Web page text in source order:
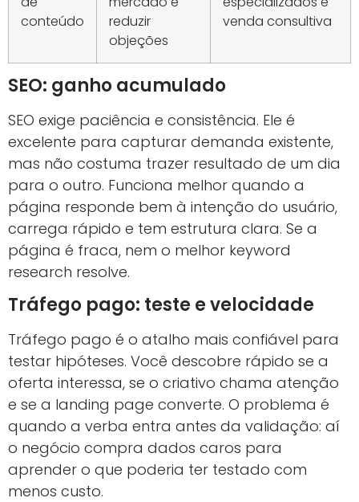
conteúdo
reduzir
objeções
venda consultiva
SEO: ganho acumulado
SEO exige paciência e consistência. Ele é
excelente para capturar demanda existente,
mas não costuma trazer resultado de um dia
para o outro. Funciona melhor quando a
página responde bem à intenção do usuário,
carrega rápido e tem estrutura clara. Se a
página é fraca, nem o melhor keyword
research resolve.
Tráfego pago: teste e velocidade
Tráfego pago é o atalho mais confiável para
testar hipóteses. Você descobre rápido se a
oferta interessa, se o criativo chama atenção
e se a landing page converte. O problema é
quando a verba entra antes da validação: aí
o negócio compra dados caros para
aprender o que poderia ter testado com
menos custo.